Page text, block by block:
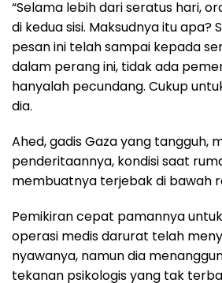
“Selama lebih dari seratus hari,
di kedua sisi. Maksudnya itu apa?
pesan ini telah sampai kepada
dalam perang ini, tidak ada
hanyalah pecundang. Cukup
dia.
Ahed, gadis Gaza yang tangguh,
penderitaannya, kondisi saat
membuatnya terjebak di bawah
Pemikiran cepat pamannya
operasi medis darurat telah
nyawanya, namun dia
tekanan psikologis yang tak